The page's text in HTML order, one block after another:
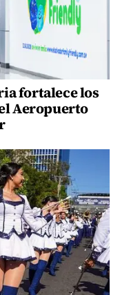
fortalece los
Aeropuerto